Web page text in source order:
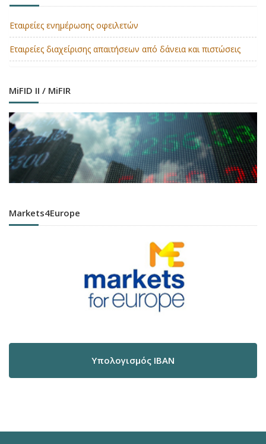
Εταιρείες ενημέρωσης οφειλετών
Εταιρείες διαχείρισης απαιτήσεων από δάνεια και πιστώσεις
MiFID II / MiFIR
Markets4Europe
Υπολογισμός IBAN